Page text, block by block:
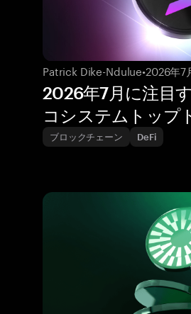
Patrick Dike-Ndulue•2026年7
2026年7月に注目
コシステムトップ
ブロックチェーン DeFi